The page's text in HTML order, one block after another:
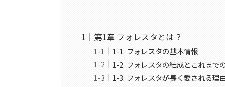
第1章 フォレスタとは？
1-1. フォレスタの基本情報
1-2. フォレスタの結成とこれまで
1-3. フォレスタが長く愛される理